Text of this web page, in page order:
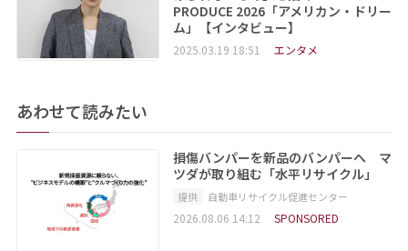
PRODUCE 2026「アメリカン・ドリー
ム」【インタビュー】
2025.03.19 18:51 エンタメ
あわせて読みたい
損傷バンパーを新品のバンパーへ マ
ツダが取り組む「水平リサイクル」
提供 自動車リサイクル促進センター
2026.08.06 14:12 SPONSORED